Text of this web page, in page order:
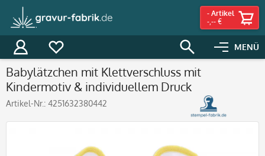
MENÜ
- Artikel
-,-- €
Babylätzchen mit Klettverschluss mit
Kindermotiv & individuellem Druck
Artikel-Nr.: 4251632380442